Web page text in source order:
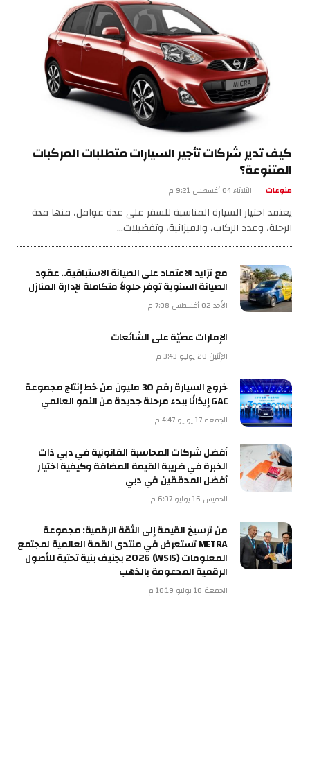
كيف تدير شركات تأجير السيارات متطلبات المركبات
المتنوعة؟
منوعات الثلاثاء 04 أغسطس 9:21 م
يعتمد اختيار السيارة المناسبة للسفر على عدة عوامل، منها مدة
الرحلة، وعدد الركاب، والميزانية، وتفضيلات…
مع تزايد الاعتماد على الصيانة الاستباقية.. عقود
الصيانة السنوية توفر حلولاً متكاملة لإدارة المنازل
الأحد 02 أغسطس 7:08 م
الإمارات عصيّة على الشائعات
الإثنين 20 يوليو 3:43 م
خروج السيارة رقم 30 مليون من خط إنتاج مجموعة
GAC إيذانًا ببدء مرحلة جديدة من النمو العالمي
الجمعة 17 يوليو 4:47 م
أفضل شركات المحاسبة القانونية في دبي ذات
الخبرة في ضريبة القيمة المضافة وكيفية اختيار
أفضل المدققين في دبي
الخميس 16 يوليو 6:07 م
من ترسيخ القيمة إلى الثقة الرقمية: مجموعة
METRA تستعرض في منتدى القمة العالمية لمجتمع
المعلومات (WSIS) 2026 بجنيف بنية تحتية للأصول
الرقمية المدعومة بالذهب
الجمعة 10 يوليو 10:19 م